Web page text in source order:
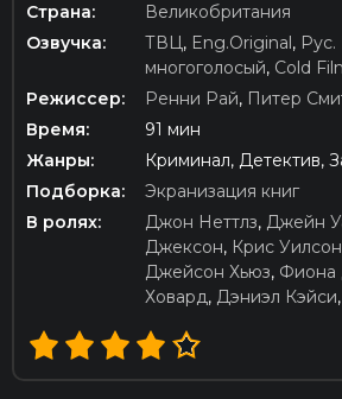
Страна:
Великобритания
Озвучка:
ТВЦ, Eng.Original,
многоголосый, Cold
Режиссер:
Ренни Рай, Питер
Время:
91 мин
Жанры:
Криминал, Детектив,
Подборка:
Экранизация книг
В ролях:
Джон Неттлз, Джейн
Джексон, Крис Уилсон
Джейсон Хьюз, Фиона
Ховард, Дэниэл Кэйси,